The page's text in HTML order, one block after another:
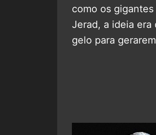
como os
Jerad, a ideia
gelo para